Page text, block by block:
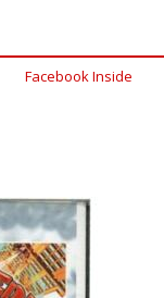
Facebook Inside